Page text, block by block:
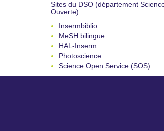
Sites du DSO (département
Ouverte) :
Insermbiblio
MeSH bilingue
HAL-Inserm
Photoscience
Science Open Service (SOS)